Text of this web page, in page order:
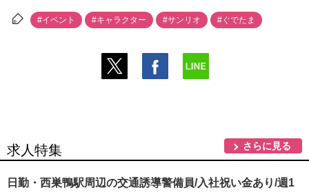
#イベント #キャラクター #サンリオ #ぐでたま
求人特集 さらに見る
日勤・西巣鴨駅周辺の交通誘導警備員/入社祝い金あり/週1